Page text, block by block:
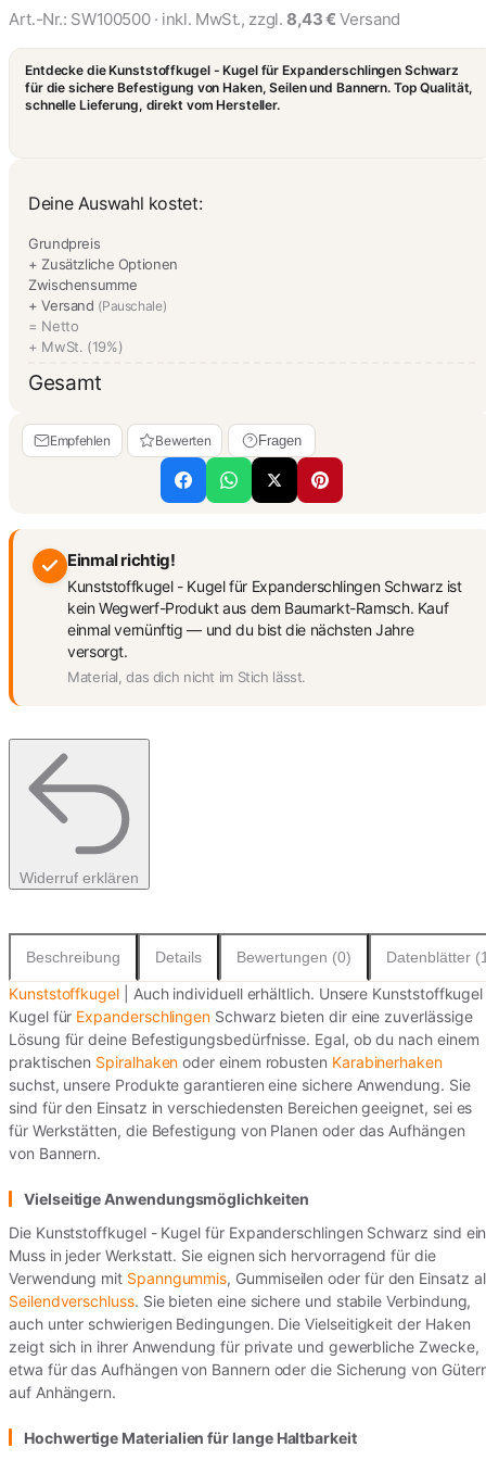
Seilendverschluss für
6mm Expanderseil
1,27 €
Art.-Nr.: SW100500· inkl. MwSt., zzgl. 8,43 € Versand
Entdecke die Kunststoffkugel - Kugel für Expanderschlingen Schwarz
für die sichere Befestigung von Haken, Seilen und Bannern. Top Qualität,
schnelle Lieferung, direkt vom Hersteller.
Deine Auswahl kostet:
Grundpreis
+ Zusätzliche Optionen
Zwischensumme
+ Versand (Pauschale)
= Netto
+ MwSt. (19%)
Gesamt
Empfehlen Bewerten Fragen
Einmal richtig!
Kunststoffkugel - Kugel für Expanderschlingen Schwarz ist
kein Wegwerf-Produkt aus dem Baumarkt-Ramsch. Kauf
einmal vernünftig — und du bist die nächsten Jahre
versorgt.
Material, das dich nicht im Stich lässt.
Widerruf erklären
Beschreibung Details Bewertungen (0) Datenblätter
Kunststoffkugel| Auch individuell erhältlich. Unsere
Kugel für Expanderschlingen Schwarz bieten dir eine zuverlässige
Lösung für deine Befestigungsbedürfnisse. Egal, ob du nach einem
praktischen Spiralhaken oder einem robusten Karabinerhaken
suchst, unsere Produkte garantieren eine sichere Anwendung. Sie
sind für den Einsatz in verschiedensten Bereichen geeignet, sei es
für Werkstätten, die Befestigung von Planen oder das Aufhängen
von Bannern.
Vielseitige Anwendungsmöglichkeiten
Die Kunststoffkugel - Kugel für Expanderschlingen Schwarz sind ein
Muss in jeder Werkstatt. Sie eignen sich hervorragend für die
Verwendung mit Spanngummis, Gummiseilen oder für den Einsatz
Seilendverschluss. Sie bieten eine sichere und stabile Verbindung,
auch unter schwierigen Bedingungen. Die Vielseitigkeit der Haken
zeigt sich in ihrer Anwendung für private und gewerbliche Zwecke,
etwa für das Aufhängen von Bannern oder die Sicherung von
auf Anhängern.
Hochwertige Materialien für lange Haltbarkeit